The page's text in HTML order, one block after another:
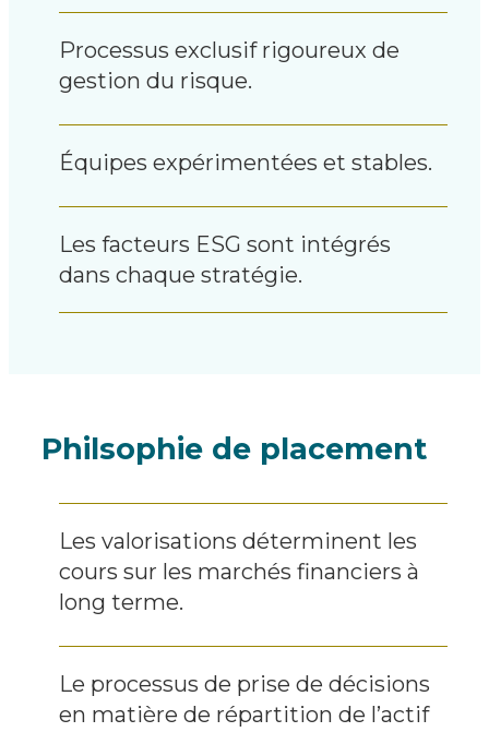
Processus exclusif rigoureux de
gestion du risque.
Équipes expérimentées et stables.
Les facteurs ESG sont intégrés
dans chaque stratégie.
Philsophie de placement
Les valorisations déterminent les
cours sur les marchés financiers à
long terme.
Le processus de prise de décisions
en matière de répartition de l’actif